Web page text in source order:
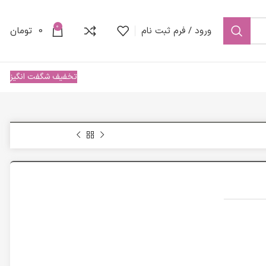
ورود / فرم ثبت نام 0
0 تومان
تخفیف شگفت انگیز